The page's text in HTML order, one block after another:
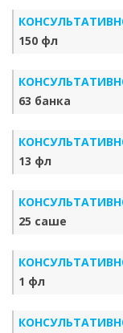
150 фл
63 банка
13 фл
25 саше
1 фл